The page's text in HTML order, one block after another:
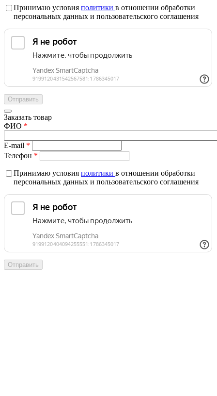
Принимаю условия политики в отношении обработки
персональных данных и пользовательского соглашения
Заказать товар
ФИО *
E-mail *
Телефон *
Принимаю условия политики в отношении обработки
персональных данных и пользовательского соглашения